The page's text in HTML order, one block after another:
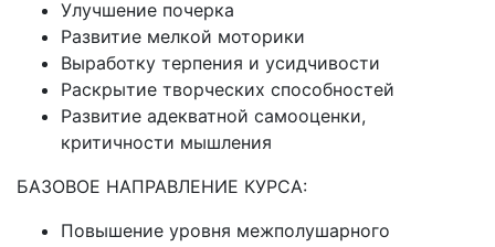
Улучшение почерка
Развитие мелкой моторики
Выработку терпения и усидчивости
Раскрытие творческих способностей
Развитие адекватной самооценки,
критичности мышления
БАЗОВОЕ НАПРАВЛЕНИЕ КУРСА:
Повышение уровня межполушарного